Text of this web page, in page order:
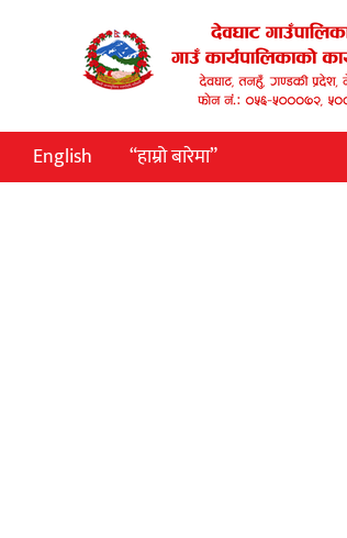
English “हाम्रो बारेमा”